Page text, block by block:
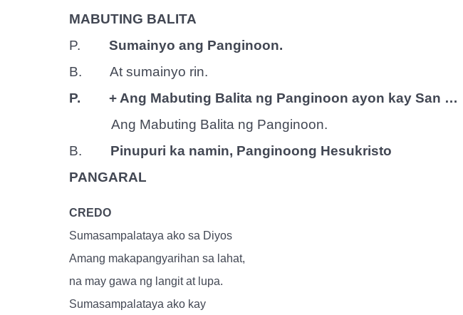
MABUTING BALITA
P.
Sumainyo ang Panginoon.
B.
At sumainyo rin.
P.
+ Ang Mabuting Balita ng Panginoon ayon kay San …
Ang Mabuting Balita ng Panginoon.
B.
Pinupuri ka namin, Panginoong Hesukristo
PANGARAL
CREDO
Sumasampalataya ako sa Diyos
Amang makapangyarihan sa lahat,
na may gawa ng langit at lupa.
Sumasampalataya ako kay